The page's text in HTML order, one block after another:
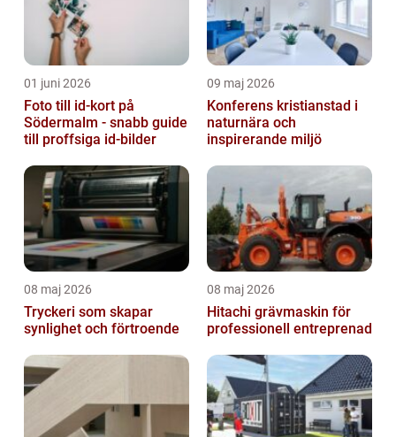
01 juni 2026
Foto till id-kort på
Södermalm - snabb guide
till proffsiga id-bilder
09 maj 2026
Konferens kristianstad i
naturnära och
inspirerande miljö
08 maj 2026
Tryckeri som skapar
synlighet och förtroende
08 maj 2026
Hitachi grävmaskin för
professionell entreprenad